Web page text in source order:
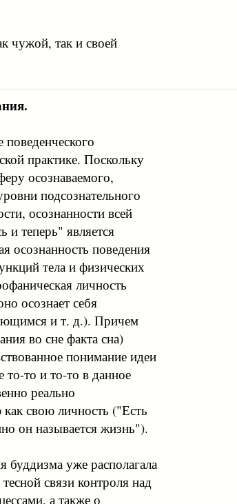
чужой, так и своей
поведенческого
практике. Поскольку
осознаваемого,
подсознательного
осознанности всей
и теперь" является
осознанность поведения
тела и физических
личность
осознает себя
и т. д.). Причем
во сне факта сна)
понимание идеи
то-то и то-то в данное
реально
свою личность ("Есть
он называется жизнь").
буддизма уже располагала
связи контроля над
а также о